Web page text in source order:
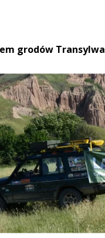
grodów